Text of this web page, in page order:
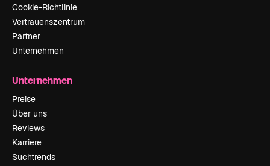
Cookie-Richtlinie
Vertrauenszentrum
Partner
Unternehmen
Unternehmen
Preise
Über uns
Reviews
Karriere
Suchtrends